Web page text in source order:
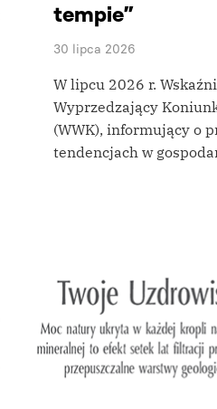
tempie”
30 lipca 2026
W lipcu 2026 r.
Wyprzedzający
(WWK), informujący o
tendencjach w